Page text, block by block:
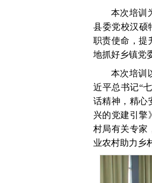
本次培训
县委党校汉硕
职责使命，提
地抓好乡镇党
本次培训
近平总书记“
话精神，精心
兴的党建引擎
村局有关专家
业农村助力乡